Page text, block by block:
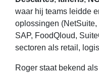
waar hij teams leidde
oplossingen
SAP, FoodQloud,
sectoren als retail,
Roger staat bekend